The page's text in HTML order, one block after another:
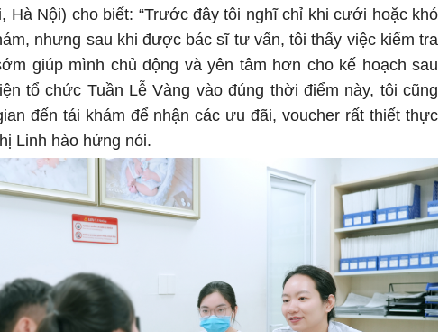
Hà Nội) cho biết: “Trước đây tôi nghĩ chỉ khi cưới hoặc khó
nhưng sau khi được bác sĩ tư vấn, tôi thấy việc kiểm tra
giúp mình chủ động và yên tâm hơn cho kế hoạch sau
tổ chức Tuần Lễ Vàng vào đúng thời điểm này, tôi cũng
đến tái khám để nhận các ưu đãi, voucher rất thiết thực
Linh hào hứng nói.